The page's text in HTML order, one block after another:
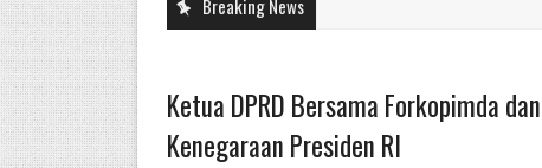
Breaking News
Ketua DPRD Bersama Forkopimda
Kenegaraan Presiden RI